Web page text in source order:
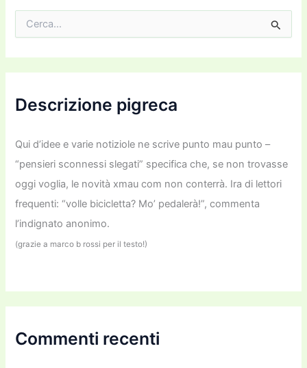
c
a
Descrizione pigreca
Qui d’idee e varie notiziole ne scrive punto mau punto –
“pensieri sconnessi slegati” specifica che, se non trovasse
oggi voglia, le novità xmau com non conterrà. Ira di lettori
frequenti: “volle bicicletta? Mo’ pedalerà!”, commenta
l’indignato anonimo.
(grazie a marco b rossi per il testo!)
Commenti recenti